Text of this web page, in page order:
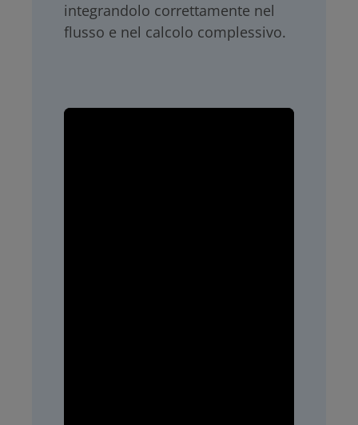
integrandolo correttamente nel
flusso e nel calcolo complessivo.